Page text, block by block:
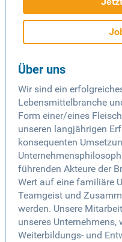
Über uns
Wir sind ein
Lebensmittelbranche
Form einer/eines
unseren langjährigen
konsequenten
führenden Akteure der
Wert auf eine familiäre
Teamgeist und
werden. Unsere
unseres Unternehmens,
Weiterbildungs- und